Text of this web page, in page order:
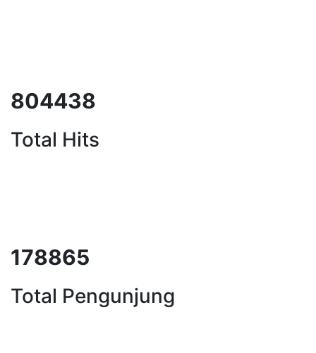
1004832
Total Hits
224220
Total Pengunjung